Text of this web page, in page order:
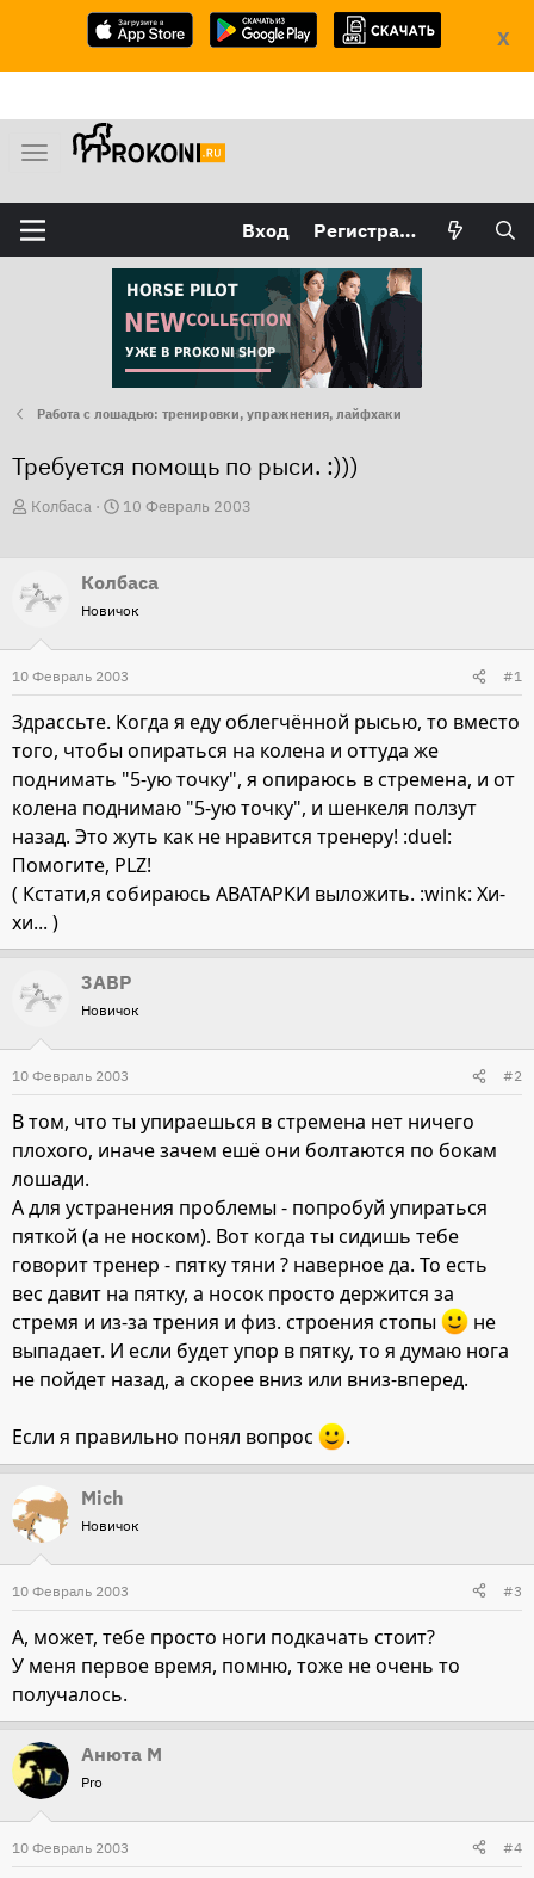
X
М
н
ю
Вход Регистрация
Работа с лошадью: тренировки, упражнения, лайфхаки
Требуется помощь по рыси. :)))
А
о
т
е
ы
Колбаса
Д
а
н
а
ч
л
а
10 Февраль 2003
Колбаса
Новичок
10 Февраль 2003 #1
Здрассьте. Когда я еду облегчённой рысью, то вместо
того, чтобы опираться на колена и оттуда же
поднимать "5-ую точку", я опираюсь в стремена, и от
колена поднимаю "5-ую точку", и шенкеля ползут
назад. Это жуть как не нравится тренеру! :duel:
Помогите, PLZ!
( Кстати,я собираюсь АВАТАРКИ выложить. :wink: Хи-
хи... )
3ABP
Новичок
10 Февраль 2003 #2
В том, что ты упираешься в стремена нет ничего
плохого, иначе зачем ешё они болтаются по бокам
лошади.
А для устранения проблемы - попробуй упираться
пяткой (а не носком). Вот когда ты сидишь тебе
говорит тренер - пятку тяни ? наверное да. То есть
вес давит на пятку, а носок просто держится за
стремя и из-за трения и физ. строения стопы
не
выпадает. И если будет упор в пятку, то я думаю нога
не пойдет назад, а скорее вниз или вниз-вперед.
Если я правильно понял вопрос .
Mich
Новичок
10 Февраль 2003 #3
А, может, тебе просто ноги подкачать стоит?
У меня первое время, помню, тоже не очень то
получалось.
Анюта М
Pro
10 Февраль 2003 #4